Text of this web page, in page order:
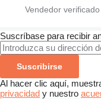
Suscríbase para recibir
Suscribirse
Al hacer clic aquí,
privacidad y nuestro